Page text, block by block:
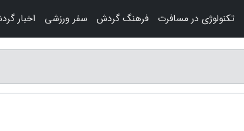
تکنولوژی در مسافرت فرهنگ گردش سفر ورزشی اخبار